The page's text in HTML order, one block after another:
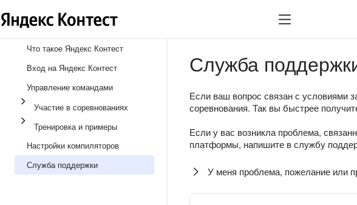
Что такое Яндекс Контест
Вход на Яндекс Контест
Управление командами
Участие в соревнованиях
Тренировка и примеры
Настройки компиляторов
Служба поддержки
Служба
Если ваш вопрос связан с условиями
соревнования. Так вы быстрее
Если у вас возникла проблема,
платформы, напишите в службу
У меня проблема, пожелание или